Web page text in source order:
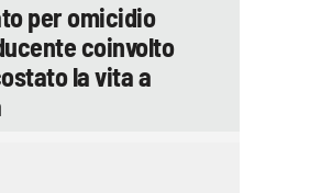
per omicidio
coinvolto
la vita a